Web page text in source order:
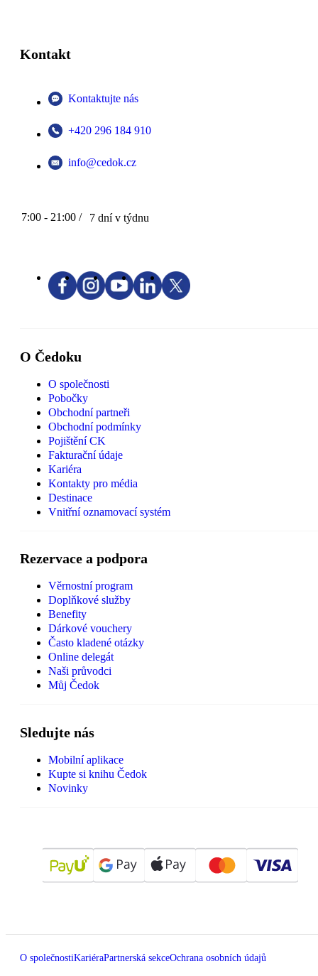
Kontakt
Kontaktujte nás
+420 296 184 910
info@cedok.cz
7:00 - 21:00 / 7 dní v týdnu
O Čedoku
O společnosti
Pobočky
Obchodní partneři
Obchodní podmínky
Pojištění CK
Fakturační údaje
Kariéra
Kontakty pro média
Destinace
Vnitřní oznamovací systém
Rezervace a podpora
Věrnostní program
Doplňkové služby
Benefity
Dárkové vouchery
Často kladené otázky
Online delegát
Naši průvodci
Můj Čedok
Sledujte nás
Mobilní aplikace
Kupte si knihu Čedok
Novinky
O společnostiKariéraPartnerská sekceOchrana osobních údajů